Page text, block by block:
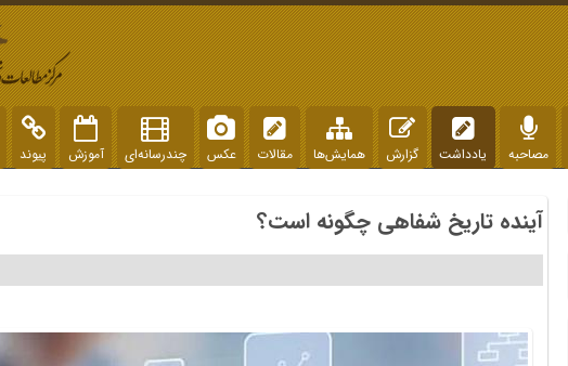
مصاحبه یادداشت گزارش همایش‌ها مقالات عکس چندرسانه‌ای آموزش پیوند
آینده تاریخ شفاهی چگونه است؟